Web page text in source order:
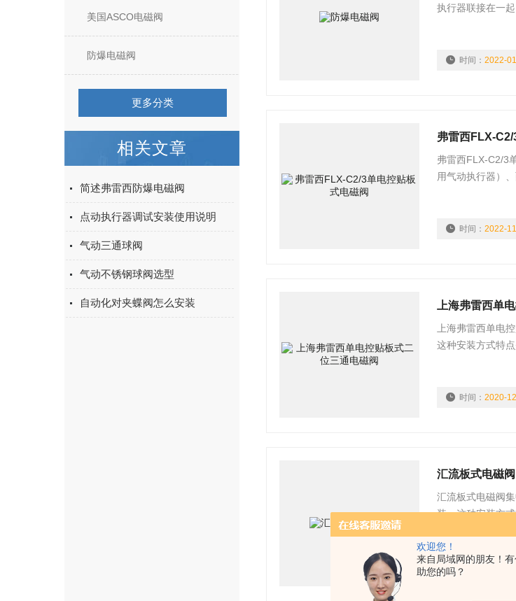
欢迎您！
来自局域网的朋友！
助您的吗？
美国ASCO电磁阀
防爆电磁阀
更多分类
相关文章
简述弗雷西防爆电磁阀
点动执行器调试安装使用说明
气动三通球阀
气动不锈钢球阀选型
自动化对夹蝶阀怎么安装
执行器联接在一
时间：2022-
弗雷西FLX-
弗雷西FLX-C2/3
用气动执行器）
时间：2022-
上海弗雷西单
上海弗雷西单电
这种安装方式特
时间：2020-
汇流板式电磁阀
汇流板式电磁阀
装，这种安装方
时间： 2022-